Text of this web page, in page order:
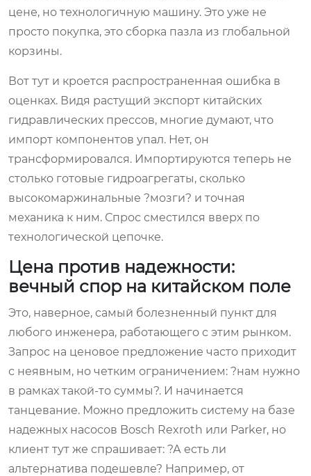
цене, но технологичную машину. Это уже не
просто покупка, это сборка пазла из глобальной
корзины.
Вот тут и кроется распространенная ошибка в
оценках. Видя растущий экспорт китайских
гидравлических прессов, многие думают, что
импорт компонентов упал. Нет, он
трансформировался. Импортируются теперь не
столько готовые гидроагрегаты, сколько
высокомаржинальные ?мозги? и точная
механика к ним. Спрос сместился вверх по
технологической цепочке.
Цена против надежности:
вечный спор на китайском поле
Это, наверное, самый болезненный пункт для
любого инженера, работающего с этим рынком.
Запрос на ценовое предложение часто приходит
с неявным, но четким ограничением: ?нам нужно
в рамках такой-то суммы?. И начинается
танцевание. Можно предложить систему на базе
надежных насосов Bosch Rexroth или Parker, но
клиент тут же спрашивает: ?А есть ли
альтернатива подешевле? Например, от